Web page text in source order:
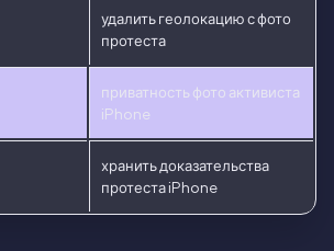
удалить геолокацию с фото
протеста
приватность фото активиста
iPhone
хранить доказательства
протеста iPhone